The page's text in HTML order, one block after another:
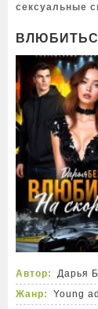
сексуальные
Автор:
Дарья
Жанр:
Young